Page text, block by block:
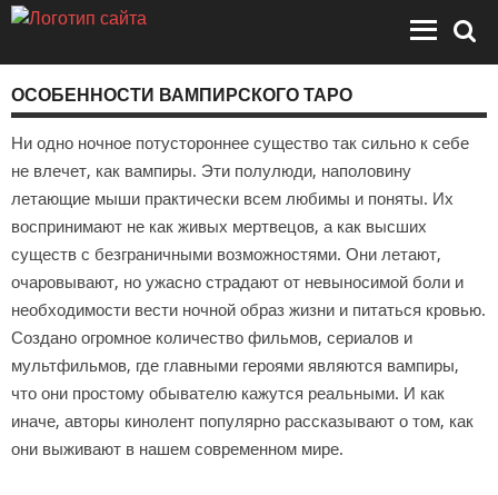
ОСОБЕННОСТИ ВАМПИРСКОГО ТАРО
Ни одно ночное потустороннее существо так сильно к себе
не влечет, как вампиры. Эти полулюди, наполовину
летающие мыши практически всем любимы и поняты. Их
воспринимают не как живых мертвецов, а как высших
существ с безграничными возможностями. Они летают,
очаровывают, но ужасно страдают от невыносимой боли и
необходимости вести ночной образ жизни и питаться кровью.
Создано огромное количество фильмов, сериалов и
мультфильмов, где главными героями являются вампиры,
что они простому обывателю кажутся реальными. И как
иначе, авторы кинолент популярно рассказывают о том, как
они выживают в нашем современном мире.